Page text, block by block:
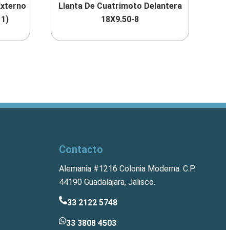
Llanta De Cuatrimoto Delantera
18X9.50-8
Contacto
Alemania #1216 Colonia Moderna. C.P.
44190 Guadalajara, Jalisco.
33 2122 5748
33 3808 4503